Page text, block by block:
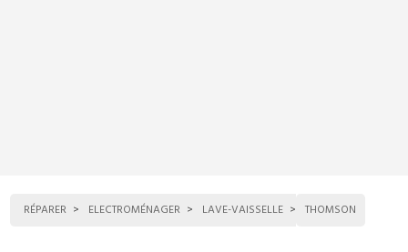
RÉPARER ELECTROMÉNAGER LAVE-VAISSELLE THOMSON